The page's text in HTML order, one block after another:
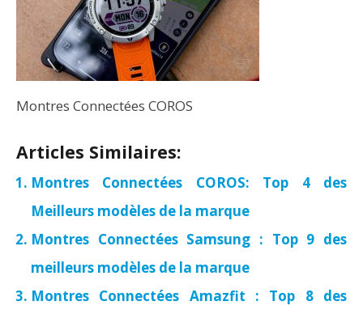
Montres Connectées COROS
Articles Similaires:
Montres Connectées COROS: Top 4 des
Meilleurs modèles de la marque
Montres Connectées Samsung : Top 9 des
meilleurs modèles de la marque
Montres Connectées Amazfit : Top 8 des